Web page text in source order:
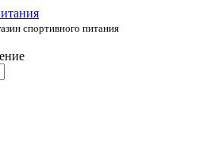
спортивного питания